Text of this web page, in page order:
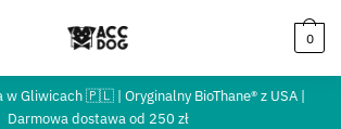
0
w Gliwicach 🇵🇱 | Oryginalny BioThane® z USA |
Darmowa dostawa od 250 zł